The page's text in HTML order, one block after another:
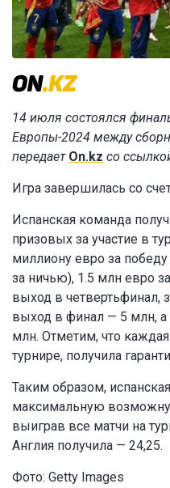
14 июля состоялся
Европы-2024 между
передает On.kz со
Игра завершилась со
Испанская команда
призовых за участие в
миллиону евро за
за ничью), 1.5 млн евро
выход в четвертьфинал,
выход в финал — 5 млн, а
млн. Отметим, что
турнире, получила
Таким образом,
максимальную
выиграв все матчи на
Англия получила — 24,25.
Фото: Getty Images